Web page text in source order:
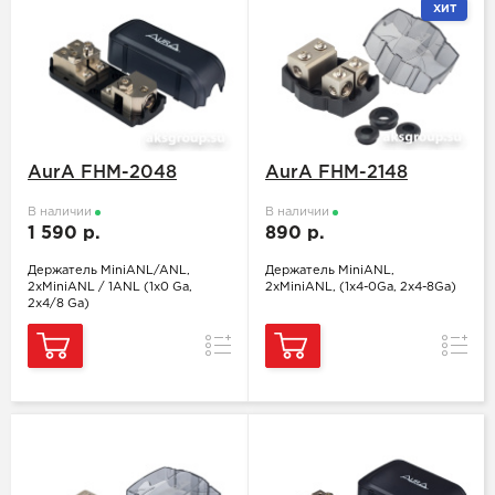
AurA FHM-2048
В наличии
1 590 р.
Держатель MiniANL/ANL,
2xMiniANL / 1ANL (1x0 Ga,
2x4/8 Ga)
Сравнение
ХИТ
AurA FHM-2148
В наличии
890 р.
Держатель MiniANL,
2xMiniANL, (1x4-0Ga, 2x4-8Ga)